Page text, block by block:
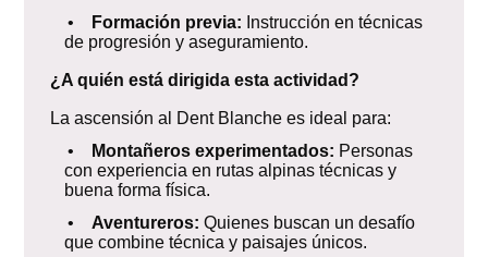
•
Formación previa: Instrucción en técnicas
de progresión y aseguramiento.
¿A quién está dirigida esta actividad?
La ascensión al Dent Blanche es ideal para:
•
Montañeros experimentados: Personas
con experiencia en rutas alpinas técnicas y
buena forma física.
• Aventureros: Quienes buscan un desafío
que combine técnica y paisajes únicos.